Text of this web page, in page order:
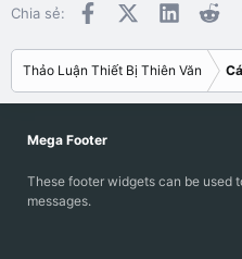
Chia sẻ: FacebookX (Twitter)
LinkedIn
Thảo Luận Thiết Bị Thiên Văn
Mega Footer
These footer widgets can be used
messages.